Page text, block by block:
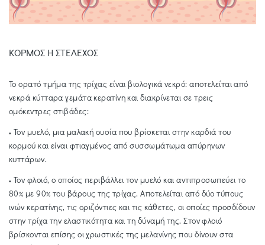
ΚΟΡΜΟΣ Η ΣΤΕΛΕΧΟΣ
Το ορατό τμήμα της τρίχας είναι βιολογικά νεκρό: αποτελείται από
νεκρά κύτταρα γεμάτα κερατίνη και διακρίνεται σε τρεις
ομόκεντρες στιβάδες:
• Τον μυελό, μια μαλακή ουσία που βρίσκεται στην καρδιά του
κορμού και είναι φτιαγμένος από συσσωμάτωμα απύρηνων
κυττάρων.
• Τον φλοιό, ο οποίος περιβάλλει τον μυελό και αντιπροσωπεύει το
80% με 90% του βάρους της τρίχας. Αποτελείται από δύο τύπους
ινών κερατίνης, τις οριζόντιες και τις κάθετες, οι οποίες προσδίδουν
στην τρίχα την ελαστικότητα και τη δύναμή της. Στον φλοιό
βρίσκονται επίσης οι χρωστικές της μελανίνης που δίνουν στα